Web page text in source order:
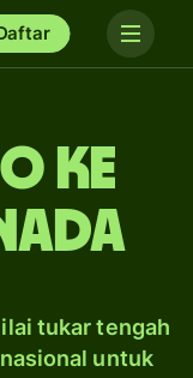
ke
tukar tengah
untuk